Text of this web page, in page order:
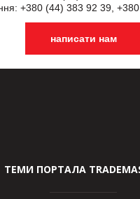
+380 (44) 383 92 39,
написати нам
ТЕМИ ПОРТАЛА